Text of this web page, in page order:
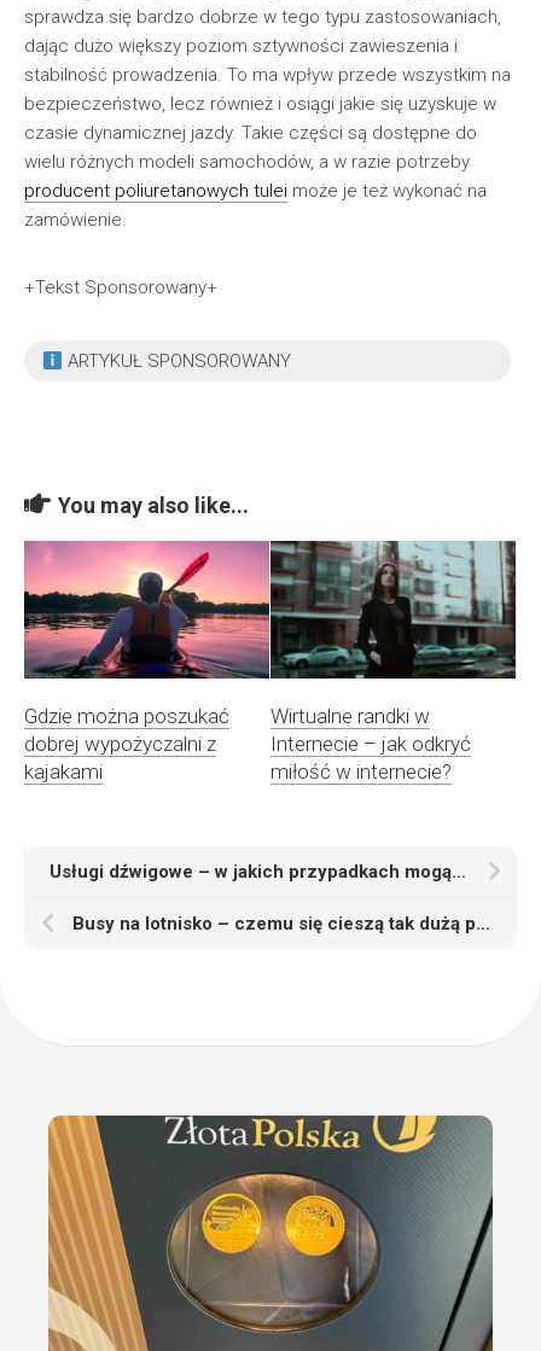
sprawdza się bardzo dobrze w tego typu zastosowaniach,
dając dużo większy poziom sztywności zawieszenia i
stabilność prowadzenia. To ma wpływ przede wszystkim na
bezpieczeństwo, lecz również i osiągi jakie się uzyskuje w
czasie dynamicznej jazdy. Takie części są dostępne do
wielu różnych modeli samochodów, a w razie potrzeby
producent poliuretanowych tulei może je też wykonać na
zamówienie.
+Tekst Sponsorowany+
ARTYKUŁ SPONSOROWANY
You may also like...
Gdzie można poszukać
dobrej wypożyczalni z
kajakami
Wirtualne randki w
Internecie – jak odkryć
miłość w internecie?
Usługi dźwigowe – w jakich przypadkach mogą być potrzebne
Busy na lotnisko – czemu się cieszą tak dużą popularnością